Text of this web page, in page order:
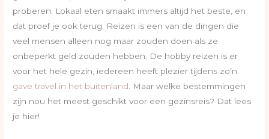
proberen. Lokaal eten smaakt immers altijd het beste, en
dat proef je ook terug. Reizen is een van de dingen die
veel mensen alleen nog maar zouden doen als ze
onbeperkt geld zouden hebben. De hobby reizen is er
voor het hele gezin, iedereen heeft plezier tijdens zo’n
gave travel in het buitenland. Maar welke bestemmingen
zijn nou het meest geschikt voor een gezinsreis? Dat lees
je hier!